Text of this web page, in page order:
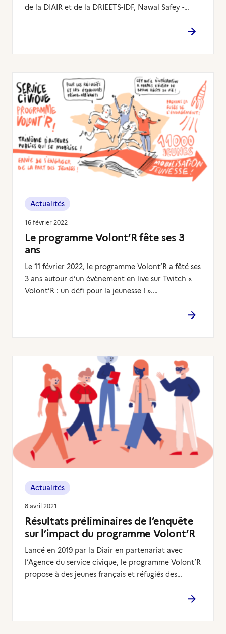
de la DIAIR et de la DRIEETS-IDF, Nawal Safey -…
Actualités
16 février 2022
Le programme Volont’R fête ses 3
ans
Le 11 février 2022, le programme Volont’R a fêté ses
3 ans autour d’un évènement en live sur Twitch «
Volont’R : un défi pour la jeunesse ! ».…
Actualités
8 avril 2021
Résultats préliminaires de l’enquête
sur l’impact du programme Volont’R
Lancé en 2019 par la Diair en partenariat avec
l’Agence du service civique, le programme Volont’R
propose à des jeunes français et réfugiés des…